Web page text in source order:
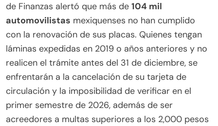
de Finanzas alertó que más de 104 mil
automovilistas mexiquenses no han cumplido
con la renovación de sus placas. Quienes tengan
láminas expedidas en 2019 o años anteriores y no
realicen el trámite antes del 31 de diciembre, se
enfrentarán a la cancelación de su tarjeta de
circulación y la imposibilidad de verificar en el
primer semestre de 2026, además de ser
acreedores a multas superiores a los 2,000 pesos